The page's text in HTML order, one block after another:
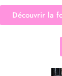
Découvrir la